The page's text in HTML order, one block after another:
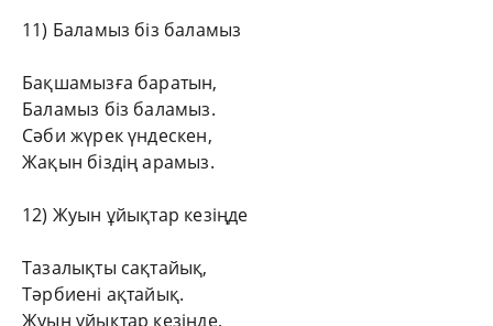
11) Баламыз біз баламыз
Бақшамызға баратын,
Баламыз біз баламыз.
Сәби жүрек үндескен,
Жақын біздің арамыз.
12) Жуын ұйықтар кезіңде
Тазалықты сақтайық,
Тәрбиені ақтайық.
Жуын ұйықтар кезіңде,